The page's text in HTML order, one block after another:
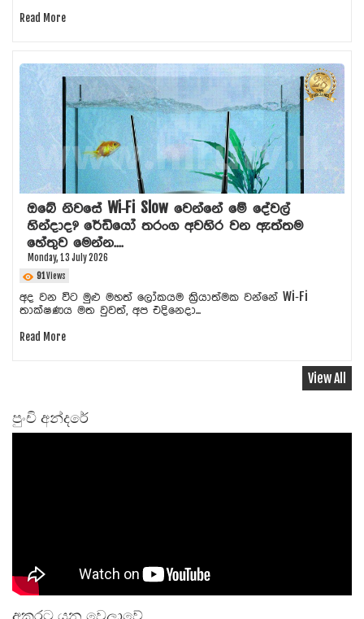
Read More
ඔබේ නිවසේ Wi-Fi Slow වෙන්නේ මේ දේවල්
හින්දාද? රේඩියෝ තරංග අවහිර වන ඇත්තම
හේතුව මෙන්න....
Monday, 13 July 2026
91Views
අද වන විට මුළු මහත් ලෝකයම ක්‍රියාත්මක වන්නේ Wi‑Fi
තාක්ෂණය මත වුවත්, අප එදිනෙදා...
Read More
View All
පුංචි අන්දරේ
අකුරට යන වෙලාවේ